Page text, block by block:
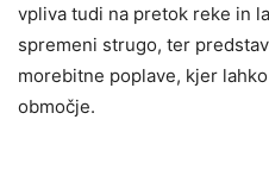
vpliva tudi na pretok reke in
spremeni strugo, ter
morebitne poplave, kjer
območje.